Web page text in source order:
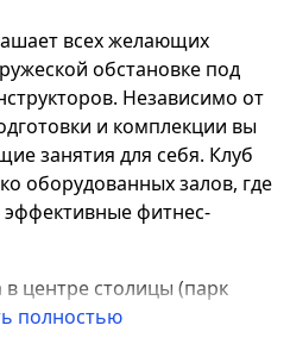
всех желающих
обстановке под
Независимо от
и комплекции вы
занятия для себя. Клуб
оборудованных залов, где
фитнес-
центре столицы (парк
заниматься спортом,
полностью